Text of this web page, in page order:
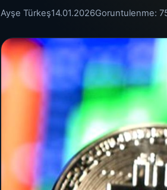
Ayşe Türkeş14.01.2026Goruntulenme: